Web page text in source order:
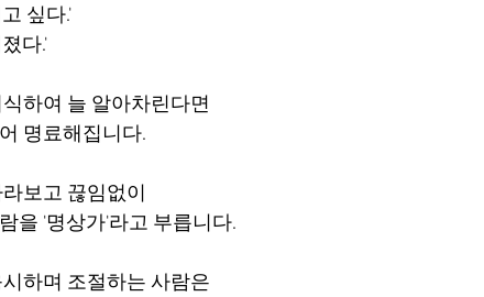
싶다.'
다.'
하여 늘 알아차린다면
명료해집니다.
보고 끊임없이
을 '명상가'라고 부릅니다.
하며 조절하는 사람은